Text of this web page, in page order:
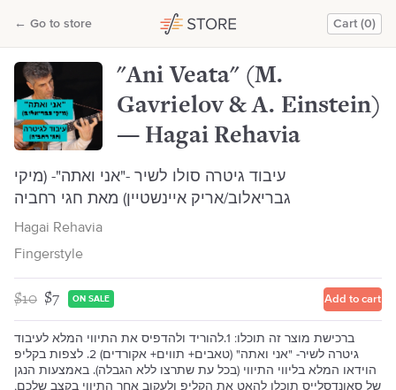
← Go to store Cart (0)
"Ani Veata" (M. Gavrielov & A. Einstein) — Hagai Rehavia
"Ani Veata" (M.
Gavrielov & A. Einstein)
— Hagai Rehavia
עיבוד גיטרה סולו לשיר -"אני ואתה"- (מיקי
גבריאלוב/אריק איינשטיין) מאת חגי רחביה
Hagai Rehavia
Fingerstyle
$10 $7 ON SALE Add to cart
ברכישת מוצר זה תוכלו: 1.להוריד ולהדפיס את התיווי המלא לעיבוד
גיטרה לשיר- "אני ואתה" (טאבים+ תווים+ אקורדים) 2. לצפות בקליפ
הוידאו המלא בליווי התיווי (בכל עת שתרצו ללא הגבלה). באמצעות הנגן
של סאונדסלייס תוכלו להאט את הקליפ ולעקוב אחר התיווי בקצב שלכם,